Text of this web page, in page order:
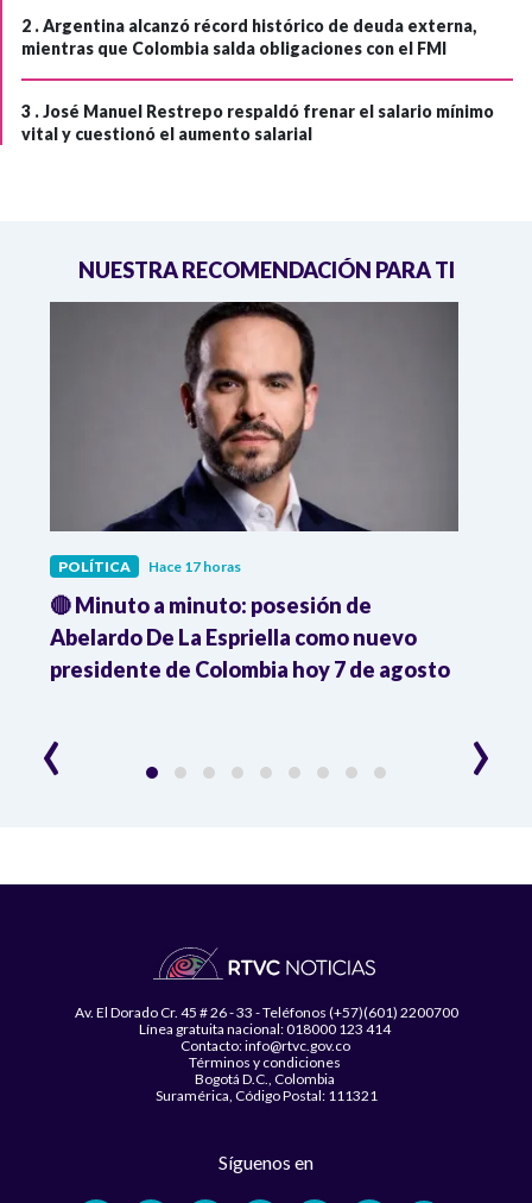
2 .Argentina alcanzó récord histórico de deuda externa,
mientras que Colombia salda obligaciones con el FMI
3 .José Manuel Restrepo respaldó frenar el salario mínimo
vital y cuestionó el aumento salarial
NUESTRA RECOMENDACIÓN PARA TI
POLÍTICA Hace 17 horas
🔴 Minuto a minuto: posesión de
Abelardo De La Espriella como nuevo
presidente de Colombia hoy 7 de agosto
‹ ›
Av. El Dorado Cr. 45 # 26 - 33 - Teléfonos (+57)(601) 2200700
Línea gratuita nacional: 018000 123 414
Contacto: info@rtvc.gov.co
Términos y condiciones
Bogotá D.C., Colombia
Suramérica, Código Postal: 111321
Síguenos en